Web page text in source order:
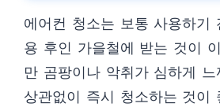
에어컨 청소는 보통 사용하기
용 후인 가을철에 받는 것이
만 곰팡이나 악취가 심하게 느
상관없이 즉시 청소하는 것이